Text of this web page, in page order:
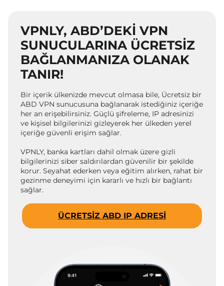
VPNLY, ABD’DEKI VPN
SUNUCULARINA ÜCRETSIZ
BAĞLANMANIZA OLANAK
TANIR!
Bir içerik ülkenizde mevcut olmasa bile, Ücretsiz bir
ABD VPN sunucusuna bağlanarak istediğiniz içeriğe
her an erişebilirsiniz. Güçlü şifreleme, IP adresinizi
ve kişisel bilgilerinizi gizleyerek her ülkeden yerel
içeriğe güvenli erişim sağlar.
VPNLY, banka kartları dahil olmak üzere gizli
bilgilerinizi siber saldırılardan güvenilir bir şekilde
korur. Seyahat ederken veya eğitim alırken, rahat bir
gezinme deneyimi için kararlı ve hızlı bir bağlantı
sağlar.
ÜCRETSIZ ABD IP ADRESI